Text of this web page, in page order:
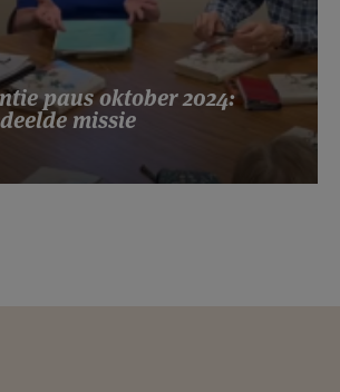
paus oktober 2024:
missie